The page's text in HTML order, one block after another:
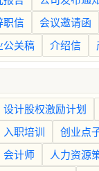
职信 会议邀请函
公关稿 介绍信
设计股权激励计划
入职培训
创业点
会计师
人力资源